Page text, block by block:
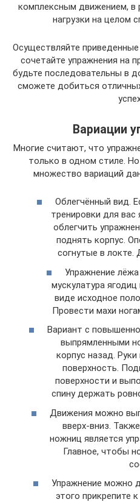
комплексным движением, в
нагрузки на целом
Осуществляйте
сочетайте упражнения на
будьте последовательны в
сможете добиться
Вариации
Многие считают, что
только в одном стиле.
множество вариаций
Облегчённый вид.
тренировки для
облегчить
поднять корпус.
согнутые в локте.
Упражнение
мускулатура
виде исходное
Провести махи
Вариант с
выпрямленными
корпус назад.
поверхность.
поверхности и
спину держать
Движения можно
вверх-вниз.
ножниц является
Главное, чтобы
Упражнение можно
этого прикрепите